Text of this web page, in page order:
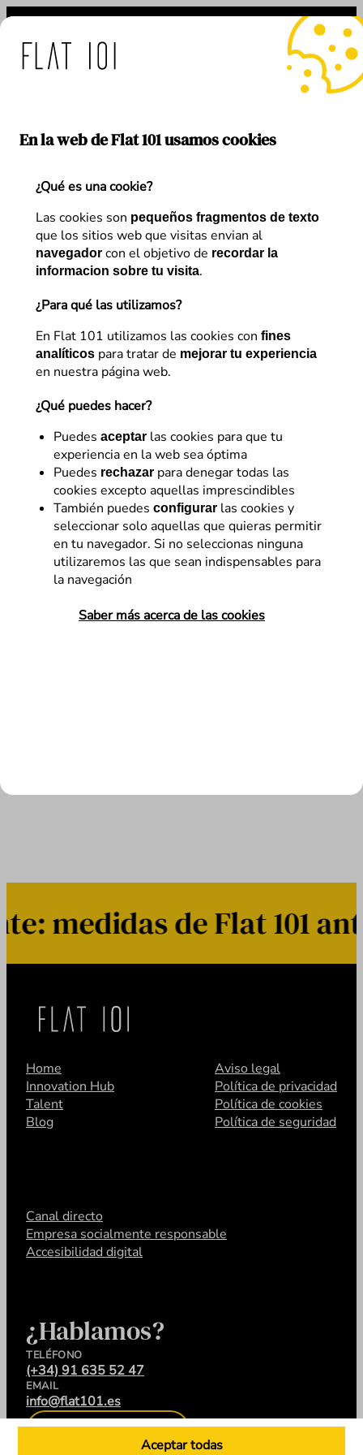
En la web de Flat 101 usamos cookies
¿Qué es una cookie?
Las cookies son pequeños fragmentos de texto
que los sitios web que visitas envian al
navegador con el objetivo de recordar la
informacion sobre tu visita.
¿Para qué las utilizamos?
En Flat 101 utilizamos las cookies con fines
analíticos para tratar de mejorar tu experiencia
en nuestra página web.
¿Qué puedes hacer?
Puedes aceptar las cookies para que tu
experiencia en la web sea óptima
Puedes rechazar para denegar todas las
cookies excepto aquellas imprescindibles
También puedes configurar las cookies y
seleccionar solo aquellas que quieras permitir
en tu navegador. Si no seleccionas ninguna
utilizaremos las que sean indispensables para
la navegación
Saber más acerca de las cookies
Aceptar todas
Saltar
contenido
Etiqueta:data studio
SEO
Configuración en Google
Tag Manager y PHP para
seguimiento en una
migración SEO
medidas de Flat 101
Home
Innovation Hub
Talent
Blog
Aviso legal
Política de privacidad
Política de cookies
Política de seguridad
Canal directo
Empresa socialmente responsable
Accesibilidad digital
¿Hablamos?
TELÉFONO
(+34) 91 635 52 47
EMAIL
info@flat101.es
CONTACTA